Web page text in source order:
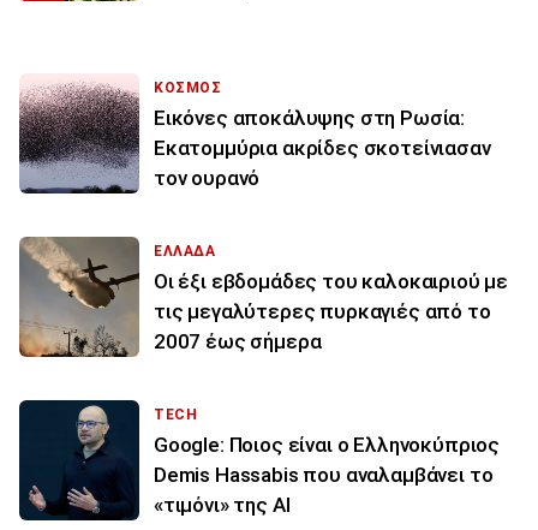
ΚΟΣΜΟΣ
Εικόνες αποκάλυψης στη Ρωσία:
Εκατομμύρια ακρίδες σκοτείνιασαν
τον ουρανό
ΕΛΛΑΔΑ
Οι έξι εβδομάδες του καλοκαιριού με
τις μεγαλύτερες πυρκαγιές από το
2007 έως σήμερα
TECH
Google: Ποιος είναι ο Ελληνοκύπριος
Demis Hassabis που αναλαμβάνει το
«τιμόνι» της ΑΙ